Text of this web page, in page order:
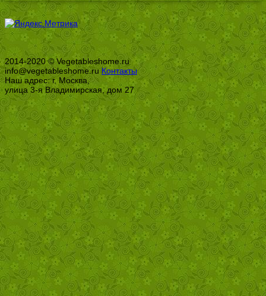
2014-2020 © Vegetableshome.ru
info@vegetableshome.ruКонтакты
Наш адрес: г. Москва,
улица 3-я Владимирская, дом 27